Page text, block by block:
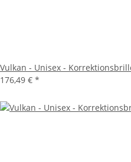
Vulkan - Unisex -
176,49 € *